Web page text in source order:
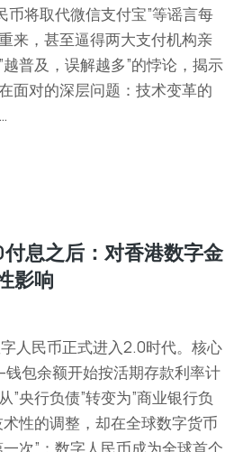
币将取代微信支付宝”等谣言每
来，甚至逼得两大支付机构亲
普及，误解越多”的悖论，揭示
面对的深层问题：技术变革的
息之后：对香港数字金
影响
人民币正式进入2.0时代。核心
包余额开始按活期存款利率计
”央行负债”转变为”商业银行负
性的调整，却在全球数字货币